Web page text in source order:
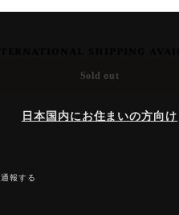
Sold out
日本国内にお住まいの方向け
通報する